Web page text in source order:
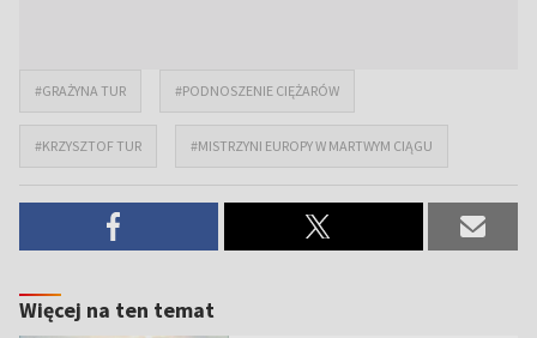
#GRAŻYNA TUR #PODNOSZENIE CIĘŻARÓW
#KRZYSZTOF TUR #MISTRZYNI EUROPY W MARTWYM CIĄGU
Więcej na ten temat